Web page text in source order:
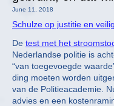
June 11, 2018
Schulze op justitie en
De test met het
Nederlandse politie is
“van toegevoegde
ding moeten worden
van de Politieacademie.
advies en een